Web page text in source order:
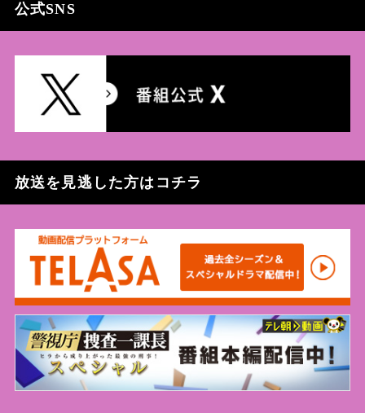
公式SNS
放送を見逃した方はコチラ